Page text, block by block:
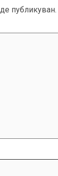
публикуван.